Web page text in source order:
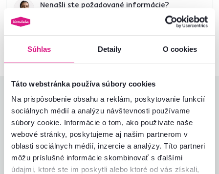
Súhlas Detaily O cookies
Táto webstránka používa súbory cookies
Na prispôsobenie obsahu a reklám, poskytovanie funkcií
sociálnych médií a analýzu návštevnosti používame
súbory cookie. Informácie o tom, ako používate naše
webové stránky, poskytujeme aj našim partnerom v
oblasti sociálnych médií, inzercie a analýzy. Títo partneri
môžu príslušné informácie skombinovať s ďalšími
údajmi, ktoré ste im poskytli alebo ktoré od vás získali,
Nenašli ste požadované informácie?
02/ 40 100 100 Spustiť chat
Hodnotenia produktu
4,4
9recenzií
Jednoduchosť montáže
4,1
Kvalita výrobku
Zodpovedá očakávaniam
4,4
Zabalenie výrobku
4,2
Pomer hodnoty a ceny
4,6